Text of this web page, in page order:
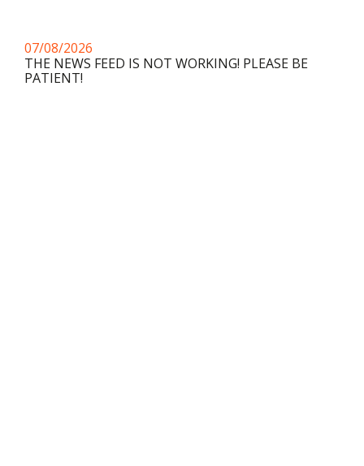
07/08/2026
THE NEWS FEED IS NOT WORKING! PLEASE BE
PATIENT!